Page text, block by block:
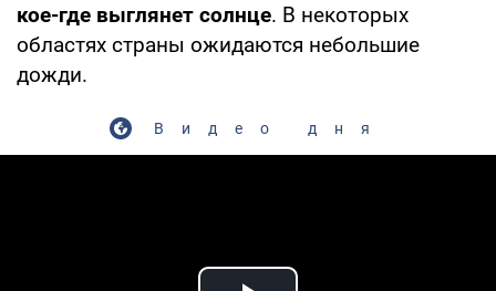
кое-где выглянет солнце. В некоторых
областях страны ожидаются небольшие
дожди.
Видео дня